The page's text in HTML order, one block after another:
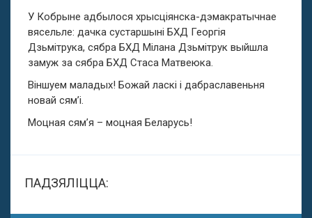
У Кобрыне адбылося хрысціянска-дэмакратычнае
вясельле: дачка сустаршыні БХД Георгія
Дзьмітрука, сябра БХД Мілана Дзьмітрук выйшла
замуж за сябра БХД Стаса Матвеюка.
Віншуем маладых! Божай ласкі і дабраславеньня
новай сям’і.
Моцная сям’я – моцная Беларусь!
ПАДЗЯЛІЦЦА: